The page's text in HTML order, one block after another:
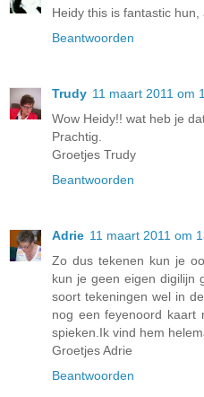
Heidy this is fantastic
Beantwoorden
Trudy 11 maart 2011 om
Wow Heidy!! wat heb je
Prachtig.
Groetjes Trudy
Beantwoorden
Adrie 11 maart 2011 om
Zo dus tekenen kun je
kun je geen eigen digilijn
soort tekeningen wel in
nog een feyenoord kaart
spieken.Ik vind hem
Groetjes Adrie
Beantwoorden